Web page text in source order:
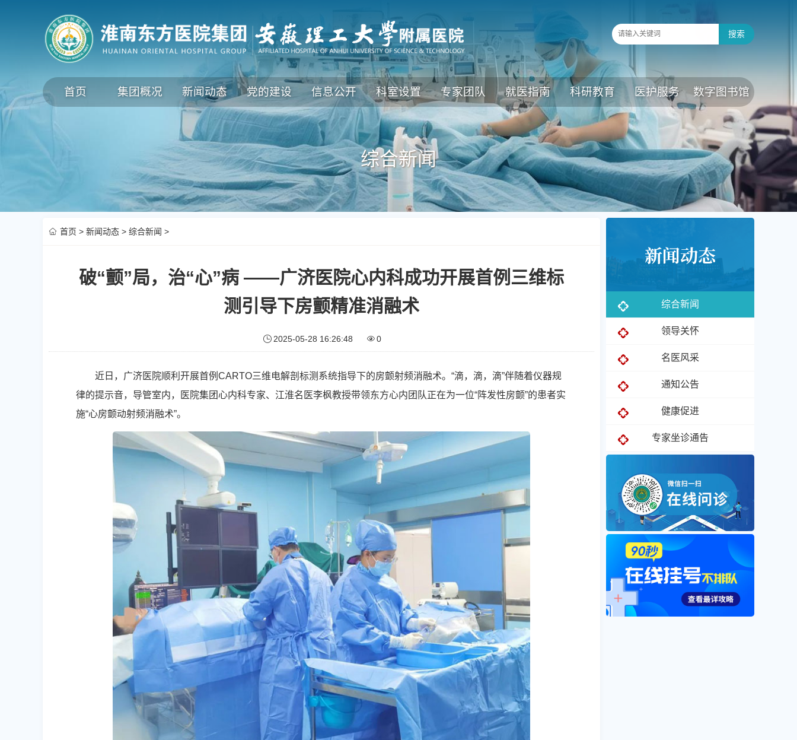
首页 集团概况 新闻动态 党的建设 信息公开 科室设置 专家团队 就医指南 科研教育 医护服务 数字图书馆
综合新闻
首页 > 新闻动态 > 综合新闻 >
破“颤”局，治“心”病 ——广济医院心内科成功开展首例三维标
测引导下房颤精准消融术
2025-05-28 16:26:48 0
近日，广济医院顺利开展首例CARTO三维电解剖标测系统指导下的房颤射频消融术。“滴，滴，滴”伴随着仪器规
律的提示音，导管室内，医院集团心内科专家、江淮名医李枫教授带领东方心内团队正在为一位“阵发性房颤”的患者实
施“心房颤动射频消融术”。
新闻动态
综合新闻
领导关怀
名医风采
通知公告
健康促进
专家坐诊通告